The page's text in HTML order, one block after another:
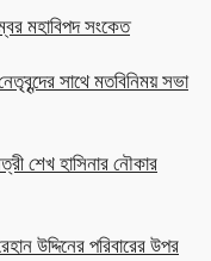
মহাবিপদ সংকেত
সাথে মতবিনিময় সভা
শেখ হাসিনার নৌকার
উদ্দিনের পরিবারের উপর